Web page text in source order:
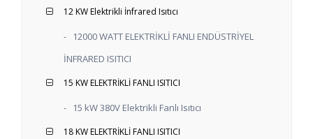
12 KW Elektrikli İnfrared Isıtıcı
-
12000 WATT ELEKTRİKLİ FANLI ENDÜSTRİYEL
İNFRARED ISITICI
15 KW ELEKTRİKLİ FANLI ISITICI
- 15 kW 380V Elektrikli Fanlı Isıtıcı
18 KW ELEKTRİKLİ FANLI ISITICI